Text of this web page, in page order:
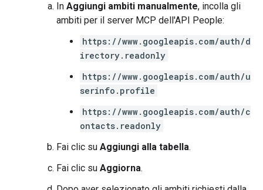
In Aggiungi ambiti manualmente, incolla gli
ambiti per il server MCP dell'API People:
https://www.googleapis.com/auth/d
irectory.readonly
https://www.googleapis.com/auth/u
serinfo.profile
https://www.googleapis.com/auth/c
ontacts.readonly
Fai clic su Aggiungi alla tabella.
Fai clic su Aggiorna.